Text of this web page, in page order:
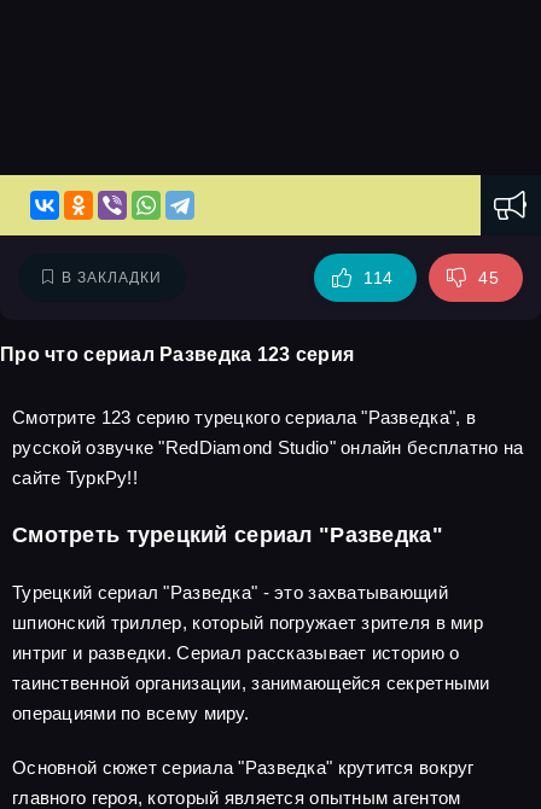
В ЗАКЛАДКИ 114 45
Про что сериал Разведка 123 серия
Смотрите 123 серию турецкого сериала "Разведка", в
русской озвучке "RedDiamond Studio" онлайн бесплатно на
сайте ТуркРу!!
Смотреть турецкий сериал "Разведка"
Турецкий сериал "Разведка" - это захватывающий
шпионский триллер, который погружает зрителя в мир
интриг и разведки. Сериал рассказывает историю о
таинственной организации, занимающейся секретными
операциями по всему миру.
Основной сюжет сериала "Разведка" крутится вокруг
главного героя, который является опытным агентом